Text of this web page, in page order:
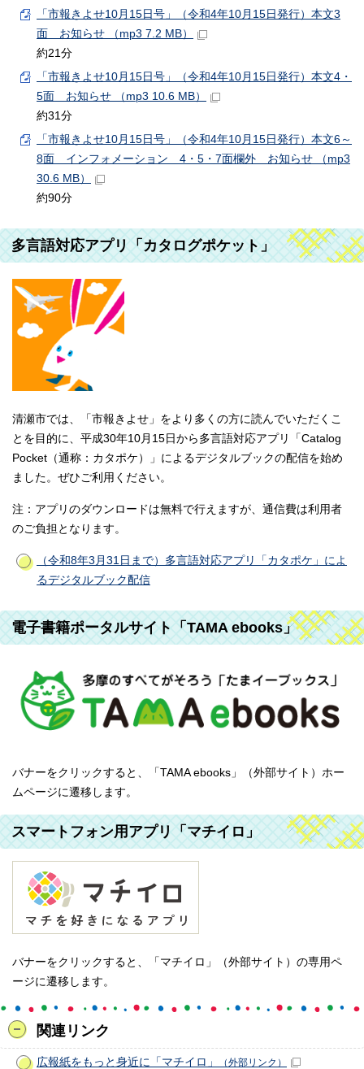
「市報きよせ10月15日号」（令和4年10月15日発行）本文3
面 お知らせ （mp3 7.2 MB）
約21分
「市報きよせ10月15日号」（令和4年10月15日発行）本文4・
5面 お知らせ （mp3 10.6 MB）
約31分
「市報きよせ10月15日号」（令和4年10月15日発行）本文6～
8面 インフォメーション 4・5・7面欄外 お知らせ （mp3
30.6 MB）
約90分
多言語対応アプリ「カタログポケット」
清瀬市では、「市報きよせ」をより多くの方に読んでいただくこ
とを目的に、平成30年10月15日から多言語対応アプリ「Catalog
Pocket（通称：カタポケ）」によるデジタルブックの配信を始め
ました。ぜひご利用ください。
注：アプリのダウンロードは無料で行えますが、通信費は利用者
のご負担となります。
（令和8年3月31日まで）多言語対応アプリ「カタポケ」によ
るデジタルブック配信
電子書籍ポータルサイト「TAMA ebooks」
バナーをクリックすると、「TAMA ebooks」（外部サイト）ホー
ムページに遷移します。
スマートフォン用アプリ「マチイロ」
バナーをクリックすると、「マチイロ」（外部サイト）の専用ペ
ージに遷移します。
関連リンク
広報紙をもっと身近に「マチイロ」 （外部リンク）